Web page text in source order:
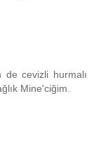
cevizli hurmalı
Mine'ciğim.